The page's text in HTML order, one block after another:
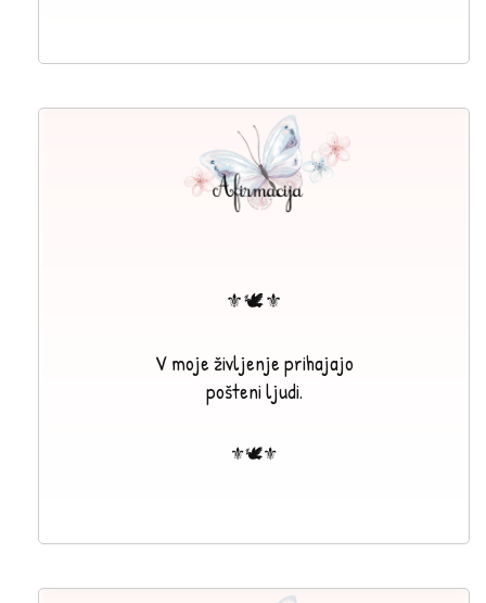
⚜🕊⚜
V moje življenje prihajajo
pošteni ljudi.
⚜🕊⚜